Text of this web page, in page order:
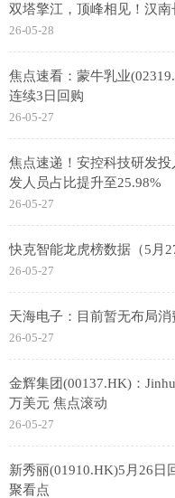
双塔擎江，顶峰相见！汉
26-05-28
焦点速看：蒙牛乳业
连续3日回购
26-05-27
焦点速递！安控科技研发
发人员占比提升至25.98%
26-05-27
快克智能龙虎榜数据（5月
26-05-27
天海电子：目前暂无布局
26-05-27
金辉集团(00137.HK)：
万美元 焦点滚动
26-05-27
新秀丽(01910.HK)5月26日
聚看点